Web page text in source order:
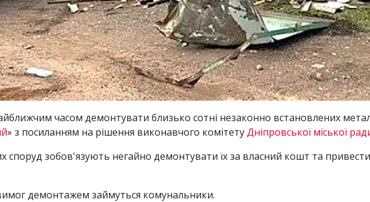
часом демонтувати близько сотні незаконно встановлених
» з посиланням на рішення виконавчого комітетуДніпровської міської
споруд зобов'язують негайно демонтувати їх за власний кошт та
демонтажем займуться комунальники.